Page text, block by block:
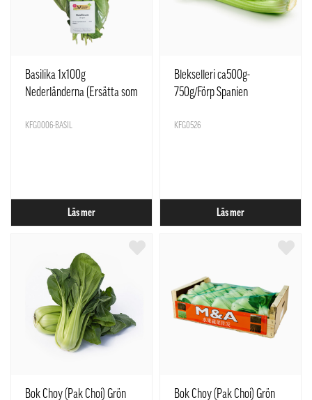
Basilika 1x100g
Nederländerna (Ersätta som
KFG0006-BASIL
Läs mer
Blekselleri ca500g-
750g/Förp Spanien
KFG0526
Läs mer
Bok Choy (Pak Choi) Grön
Bok Choy (Pak Choi) Grön